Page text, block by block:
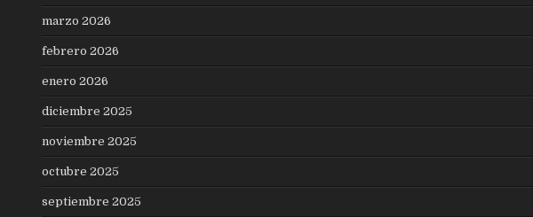
marzo 2026
febrero 2026
enero 2026
diciembre 2025
noviembre 2025
octubre 2025
septiembre 2025